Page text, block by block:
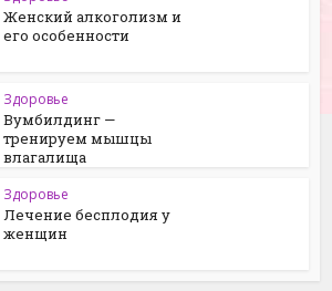
Женский алкоголизм и
его особенности
Здоровье
Вумбилдинг —
тренируем мышцы
влагалища
Здоровье
Лечение бесплодия у
женщин